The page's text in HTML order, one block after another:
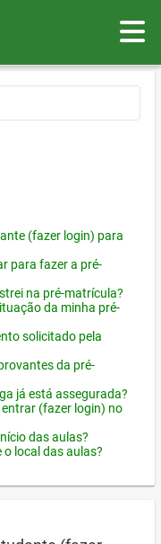
(fazer login) para
para fazer a pré-
na pré-matrícula?
da minha pré-
solicitado pela
da pré-
já está assegurada?
(fazer login) no
das aulas?
local das aulas?